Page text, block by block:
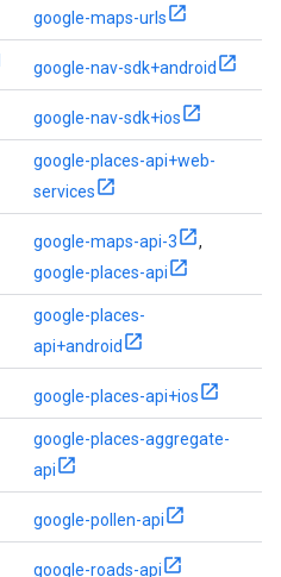
google-maps-urls
google-nav-sdk+android
google-nav-sdk+ios
google-places-api+web-
services
google-maps-api-3
,
google-places-api
google-places-
api+android
google-places-api+ios
google-places-aggregate-
api
google-pollen-api
google-roads-api